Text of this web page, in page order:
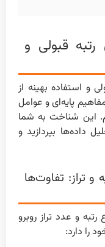
قبولی و
و استفاده بهینه از
پایه‌ای و عوامل
این شناخت به شما
داده‌ها بپردازید و
و تراز: تفاوت‌ها
و عدد تراز روبرو
را دارد: